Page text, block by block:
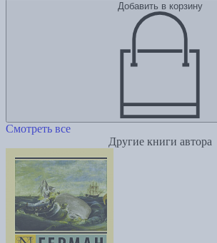
Добавить в корзину
Смотреть все
Другие книги автора